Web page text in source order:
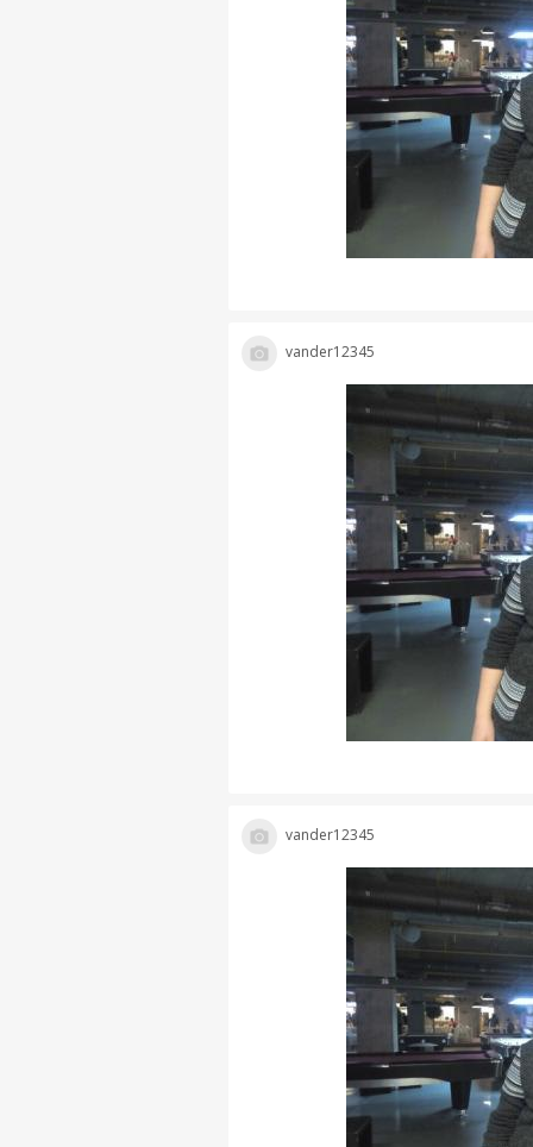
vander12345
vander12345